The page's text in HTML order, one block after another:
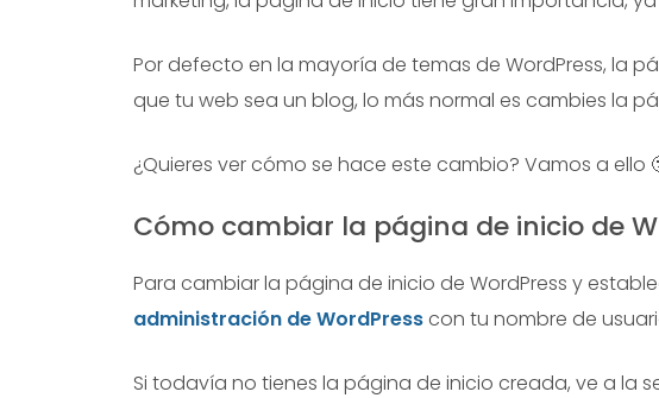
Por defecto en la mayoría de temas de WordPress, la
que tu web sea un blog, lo más normal es cambies la
¿Quieres ver cómo se hace este cambio? Vamos a ello
Cómo cambiar la página de inicio de
Para cambiar la página de inicio de WordPress y
administración de WordPress con tu nombre de
Si todavía no tienes la página de inicio creada, ve a la